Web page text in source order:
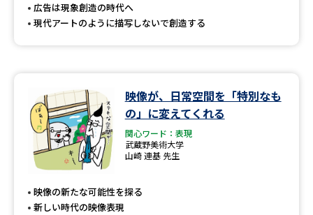
広告は現象創造の時代へ
現代アートのように描写しないで創造する
映像が、日常空間を「特別なも
の」に変えてくれる
関心ワード：表現
武蔵野美術大学
山崎 連基 先生
映像の新たな可能性を探る
新しい時代の映像表現